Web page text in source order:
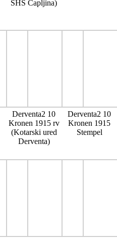
SHS Capljina)
Derventa2 10
Kronen 1915 rv
(Kotarski ured
Derventa)
Derventa2 10
Kronen 1915
Stempel